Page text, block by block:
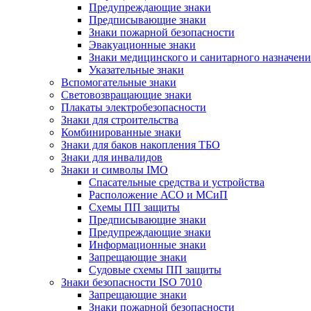
Предупреждающие знаки
Предписывающие знаки
Знаки пожарной безопасности
Эвакуационные знаки
Знаки медицинского и санитарного
Указательные знаки
Вспомогательные знаки
Световозвращающие знаки
Плакаты электробезопасности
Знаки для строительства
Комбинированные знаки
Знаки для баков накопления ТБО
Знаки для инвалидов
Знаки и символы IMO
Спасательные средства и устройства
Расположение АСО и МСиП
Схемы ПП защиты
Предписывающие знаки
Предупреждающие знаки
Информационные знаки
Запрещающие знаки
Судовые схемы ПП защиты
Знаки безопасности ISO 7010
Запрещающие знаки
Знаки пожарной безопасности